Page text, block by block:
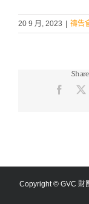
20 9 月, 2023 禱告
Copyright © GVC